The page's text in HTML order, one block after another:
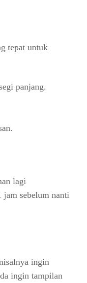
tepat untuk
panjang.
lagi
jam sebelum nanti
ingin
ingin tampilan